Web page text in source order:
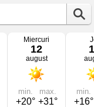
Miercuri
12
august
min.
+20°
max.
+31°
min.
+16°